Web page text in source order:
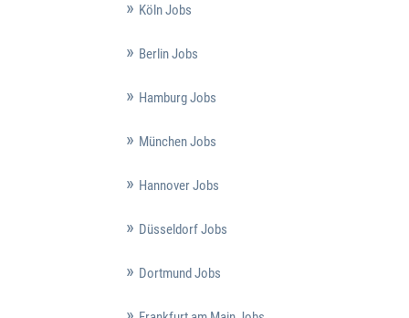
Köln Jobs
Berlin Jobs
Hamburg Jobs
München Jobs
Hannover Jobs
Düsseldorf Jobs
Dortmund Jobs